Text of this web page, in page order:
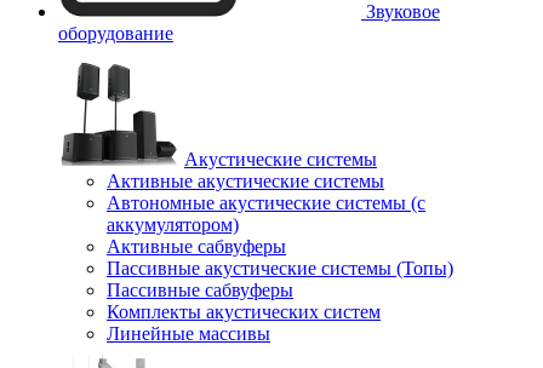
Звуковое
оборудование
Акустические системы
Активные акустические системы
Автономные акустические системы (с
аккумулятором)
Активные сабвуферы
Пассивные акустические системы (Топы)
Пассивные сабвуферы
Комплекты акустических систем
Линейные массивы